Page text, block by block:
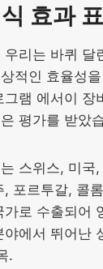
효과
우리는 바퀴 달
적인 효율성
그램 에서이 장
평가를 받았
스위스, 미국
, 포르투갈, 콜
가로 수출되어
야에서 뛰어난
.